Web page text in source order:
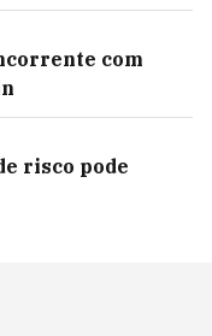
com
risco pode